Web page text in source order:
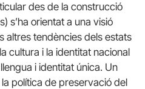
des de la construcció
s’ha orientat a una visió
altres tendències dels estats
cultura i la identitat nacional
i identitat única. Un
política de preservació del